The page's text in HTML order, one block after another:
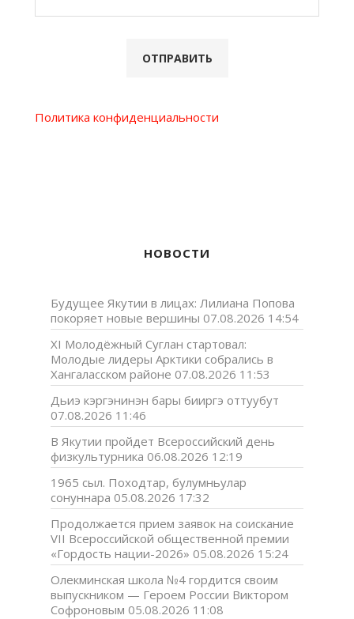
Политика конфиденциальности
НОВОСТИ
Будущее Якутии в лицах: Лилиана Попова
покоряет новые вершины 07.08.2026 14:54
XI Молодёжный Суглан стартовал:
Молодые лидеры Арктики собрались в
Хангаласском районе 07.08.2026 11:53
Дьиэ кэргэнинэн бары бииргэ оттуубут
07.08.2026 11:46
В Якутии пройдет Всероссийский день
физкультурника 06.08.2026 12:19
1965 сыл. Походтар, булумньулар
сонуннара 05.08.2026 17:32
Продолжается прием заявок на соискание
VII Всероссийской общественной премии
«Гордость нации-2026» 05.08.2026 15:24
Олекминская школа №4 гордится своим
выпускником — Героем России Виктором
Софроновым 05.08.2026 11:08